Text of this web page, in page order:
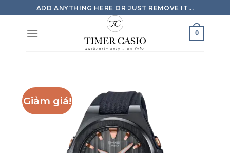
to
content
ADD ANYTHING HERE OR JUST REMOVE IT...
0
Giảm giá!